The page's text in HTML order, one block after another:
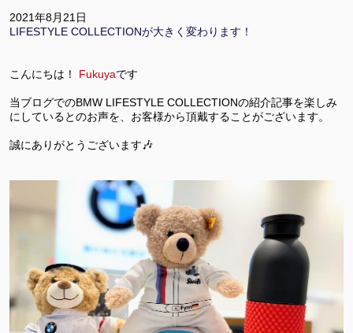
2021年8月21日
LIFESTYLE COLLECTIONが大きく変わります！
こんにちは ！ Fukuyaです
当ブログでのBMW LIFESTYLE COLLECTIONの紹介記事を楽しみ
にしているとのお声を、お客様から頂戴することがございます。
誠にありがとうございます🎶